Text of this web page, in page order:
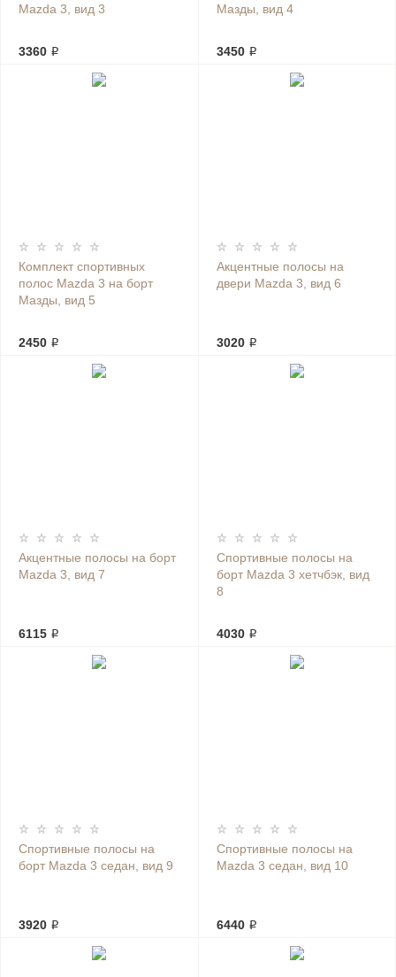
Mazda 3, вид 3
3360 ₽
Мазды, вид 4
3450 ₽
Комплект спортивных
полос Mazda 3 на борт
Мазды, вид 5
2450 ₽
Акцентные полосы на
двери Mazda 3, вид 6
3020 ₽
Акцентные полосы на борт
Mazda 3, вид 7
6115 ₽
Спортивные полосы на
борт Mazda 3 хетчбэк, вид
8
4030 ₽
Спортивные полосы на
борт Mazda 3 седан, вид 9
3920 ₽
Спортивные полосы на
Mazda 3 седан, вид 10
6440 ₽